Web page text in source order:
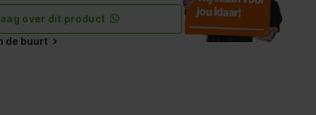
over dit product
de buurt